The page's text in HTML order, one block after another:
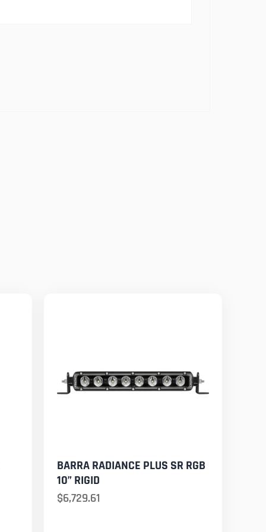
BARRA RADIANCE PLUS SR RGB
10” RIGID
$6,729.61